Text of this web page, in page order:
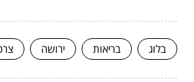
בלוג בריאות ירושה